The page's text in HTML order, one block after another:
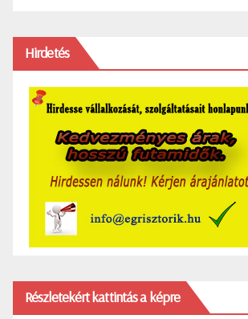
Hirdetés
Részletekért kattintás a képre